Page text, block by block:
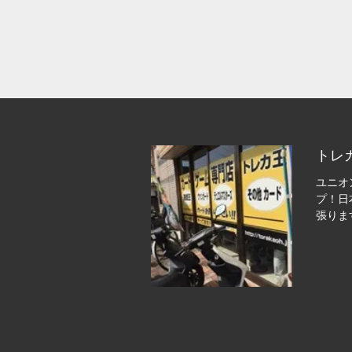
トレ
ユニ
プ！
張りま